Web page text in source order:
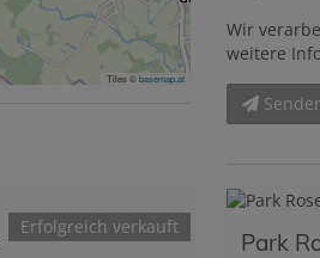
Tiles ©basemap.at
Wir
weitere
Erfolgreich verkauft
Park